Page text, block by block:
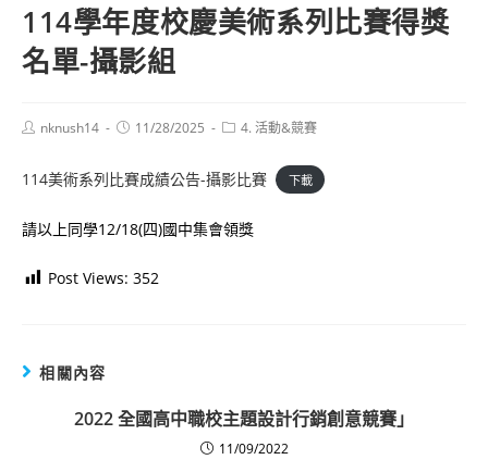
114學年度校慶美術系列比賽得獎
名單-攝影組
Postnknush14
Post11/28/2025
Post4. 活動&競賽
114美術系列比賽成績公告-攝影比賽 下載
請以上同學12/18(四)國中集會領獎
Post Views: 352
相關內容
2022 全國高中職校主題設計行銷創意競賽」
11/09/2022